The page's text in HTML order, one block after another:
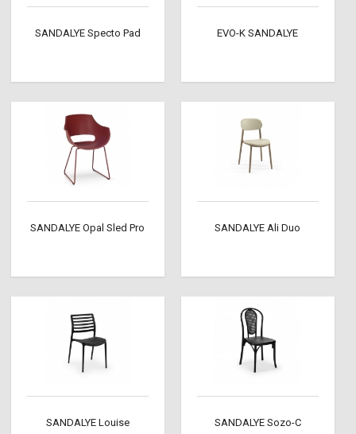
SANDALYE Specto Pad EVO-K SANDALYE
SANDALYE Opal Sled Pro SANDALYE Ali Duo
SANDALYE Louise SANDALYE Sozo-C